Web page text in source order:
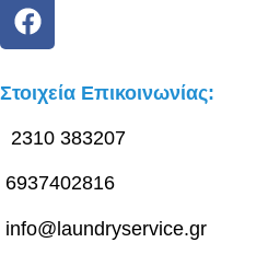
Στοιχεία Επικοινωνίας:
2310 383207
6937402816
info@laundryservice.gr